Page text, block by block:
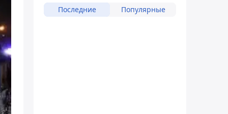
Последние Популярные